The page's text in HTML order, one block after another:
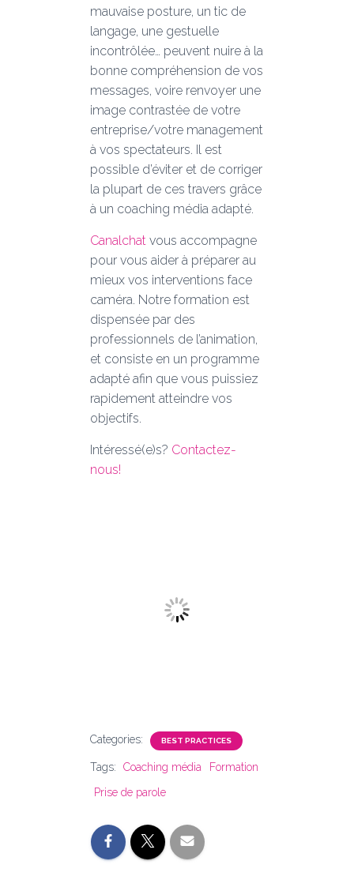
mauvaise posture, un tic de
langage, une gestuelle
incontrôlée… peuvent nuire à la
bonne compréhension de vos
messages, voire renvoyer une
image contrastée de votre
entreprise/votre management
à vos spectateurs. Il est
possible d’éviter et de corriger
la plupart de ces travers grâce
à un coaching média adapté.
Canalchat vous accompagne
pour vous aider à préparer au
mieux vos interventions face
caméra. Notre formation est
dispensée par des
professionnels de l’animation,
et consiste en un programme
adapté afin que vous puissiez
rapidement atteindre vos
objectifs.
Intéressé(e)s? Contactez-
nous!
Categories: BEST PRACTICES
Tags: Coaching média
Formation
Prise de parole